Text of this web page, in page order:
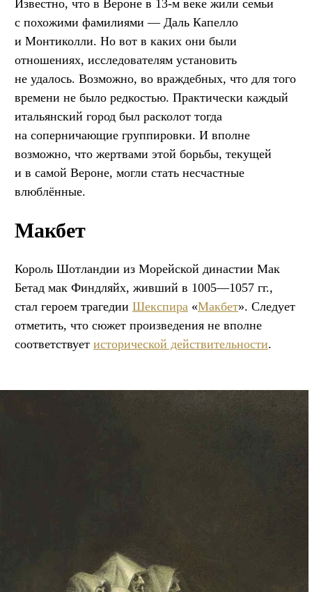
Известно, что в Вероне в 13-м веке жили семьи
с похожими фамилиями — Даль Капелло
и Монтиколли. Но вот в каких они были
отношениях, исследователям установить
не удалось. Возможно, во враждебных, что для того
времени не было редкостью. Практически каждый
итальянский город был расколот тогда
на соперничающие группировки. И вполне
возможно, что жертвами этой борьбы, текущей
и в самой Вероне, могли стать несчастные
влюблённые.
Макбет
Король Шотландии из Морейской династии Мак
Бетад мак Финдляйх, живший в 1005—1057 гг.,
стал героем трагедии Шекспира «Макбет». Следует
отметить, что сюжет произведения не вполне
соответствует исторической действительности.